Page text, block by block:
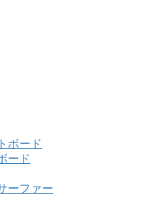
ボード
ード
ーファー